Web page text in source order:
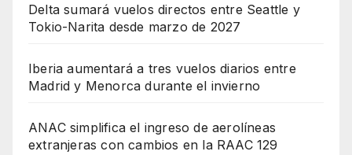
Delta sumará vuelos directos entre Seattle y
Tokio-Narita desde marzo de 2027
Iberia aumentará a tres vuelos diarios entre
Madrid y Menorca durante el invierno
ANAC simplifica el ingreso de aerolíneas
extranjeras con cambios en la RAAC 129